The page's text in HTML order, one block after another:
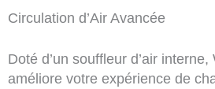
Circulation d’Air Avancée
Doté d’un souffleur d’air interne,
améliore votre expérience de